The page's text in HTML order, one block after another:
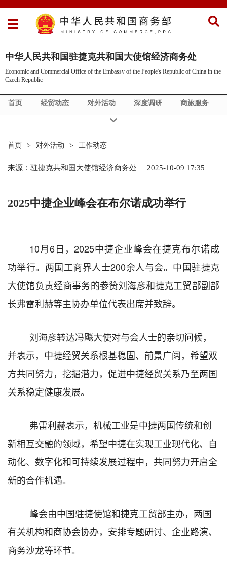
中华人民共和国驻捷克共和国大使馆经济商务处
Economic and Commercial Office of the Embassy of the People's Republic of China in the
Czech Republic
首页 经贸动态 对外活动 深度调研 商旅服务
首页 > 对外活动 > 工作动态
来源：驻捷克共和国大使馆经济商务处 2025-10-09 17:35
2025中捷企业峰会在布尔诺成功举行
10月6日，2025中捷企业峰会在捷克布尔诺成
功举行。两国工商界人士200余人与会。中国驻捷克
大使馆负责经商事务的参赞刘海彦和捷克工贸部副部
长弗雷利赫等主协办单位代表出席并致辞。
刘海彦转达冯飚大使对与会人士的亲切问候，
并表示，中捷经贸关系根基稳固、前景广阔，希望双
方共同努力，挖掘潜力，促进中捷经贸关系乃至两国
关系稳定健康发展。
弗雷利赫表示，机械工业是中捷两国传统和创
新相互交融的领域，希望中捷在实现工业现代化、自
动化、数字化和可持续发展过程中，共同努力开启全
新的合作机遇。
峰会由中国驻捷使馆和捷克工贸部主办，两国
有关机构和商协会协办，安排专题研讨、企业路演、
商务沙龙等环节。